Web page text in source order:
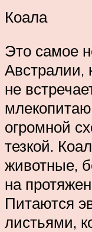
Коала
Это самое
Австралии,
не
огромной
тезкой.
животные,
на
Питаются
листьями,